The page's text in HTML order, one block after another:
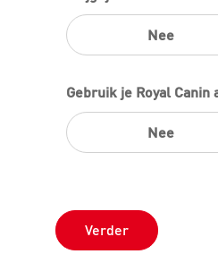
Nee
Gebruik je Royal
Nee
Verder